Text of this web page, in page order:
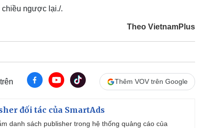
ngược lại./.
Theo VietnamPlus
Thêm VOV trên Google
đối tác của SmartAds
danh sách publisher trong hệ thống quảng cáo của